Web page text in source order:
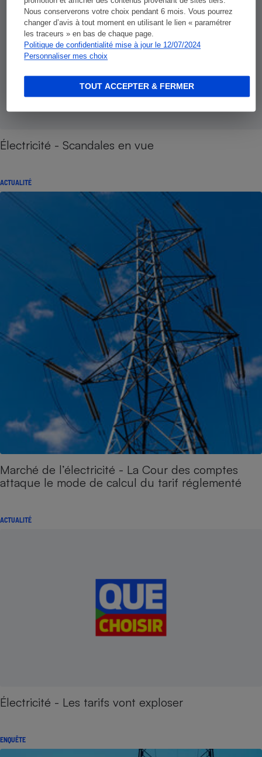
Nous conserverons votre choix pendant 6 mois. Vous pourrez
changer d’avis à tout moment en utilisant le lien « paramétrer
les traceurs » en bas de chaque page.
Politique de confidentialité mise à jour le 12/07/2024
Personnaliser mes choix
TOUT ACCEPTER & FERMER
Électricité - Scandales en vue
ACTUALITÉ
Marché de l’électricité - La Cour des comptes
attaque le mode de calcul du tarif réglementé
ACTUALITÉ
Électricité - Les tarifs vont exploser
ENQUÊTE